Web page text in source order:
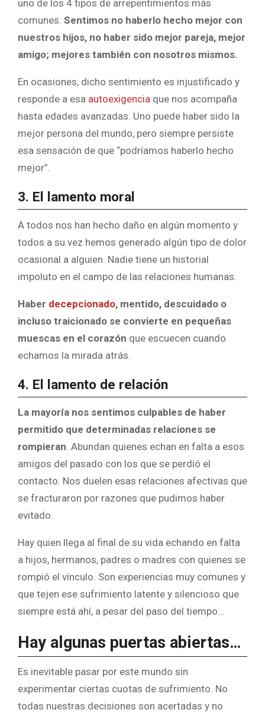
uno de los 4 tipos de arrepentimientos más
comunes. Sentimos no haberlo hecho mejor con
nuestros hijos, no haber sido mejor pareja, mejor
amigo; mejores también con nosotros mismos.
En ocasiones, dicho sentimiento es injustificado y
responde a esa autoexigencia que nos acompaña
hasta edades avanzadas. Uno puede haber sido la
mejor persona del mundo, pero siempre persiste
esa sensación de que “podríamos haberlo hecho
mejor”.
3. El lamento moral
A todos nos han hecho daño en algún momento y
todos a su vez hemos generado algún tipo de dolor
ocasional a alguien. Nadie tiene un historial
impoluto en el campo de las relaciones humanas.
Haber decepcionado, mentido, descuidado o
incluso traicionado se convierte en pequeñas
muescas en el corazón que escuecen cuando
echamos la mirada atrás.
4. El lamento de relación
La mayoría nos sentimos culpables de haber
permitido que determinadas relaciones se
rompieran . Abundan quienes echan en falta a esos
amigos del pasado con los que se perdió el
contacto. Nos duelen esas relaciones afectivas que
se fracturaron por razones que pudimos haber
evitado.
Hay quien llega al final de su vida echando en falta
a hijos, hermanos, padres o madres con quienes se
rompió el vínculo. Son experiencias muy comunes y
que tejen ese sufrimiento latente y silencioso que
siempre está ahí, a pesar del paso del tiempo…
Hay algunas puertas abiertas…
Es inevitable pasar por este mundo sin
experimentar ciertas cuotas de sufrimiento. No
todas nuestras decisiones son acertadas y no